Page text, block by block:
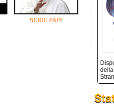
SERIE PAPI